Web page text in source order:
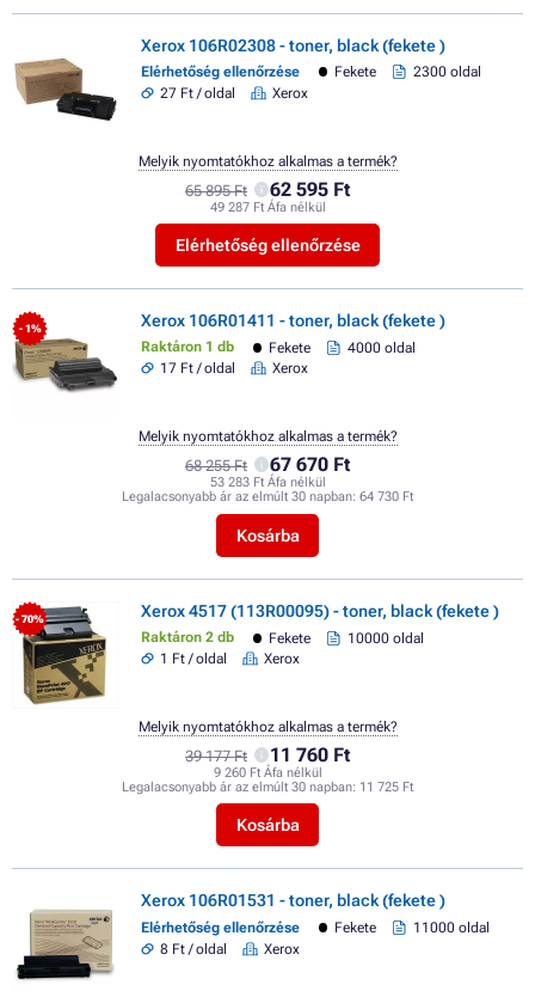
Xerox 106R02308 - toner, black (fekete )
Elérhetőség ellenőrzése Fekete
2300 oldal
27 Ft / oldal
Xerox
65 895 Ft 62 595 Ft
49 287 Ft Áfa nélkül
Elérhetőség ellenőrzése
Melyik nyomtatókhoz alkalmas a termék?
- 1% Xerox 106R01411 - toner, black (fekete )
Raktáron 1 db Fekete
4000 oldal
17 Ft / oldal
Xerox
68 255 Ft 67 670 Ft
53 283 Ft Áfa nélkül
Legalacsonyabb ár az elmúlt 30 napban: 64 730 Ft
Kosárba
Melyik nyomtatókhoz alkalmas a termék?
- 70% Xerox 4517 (113R00095) - toner, black (fekete )
Raktáron 2 db Fekete
10000 oldal
1 Ft / oldal
Xerox
39 177 Ft 11 760 Ft
9 260 Ft Áfa nélkül
Legalacsonyabb ár az elmúlt 30 napban: 11 725 Ft
Kosárba
Melyik nyomtatókhoz alkalmas a termék?
Xerox 106R01531 - toner, black (fekete )
Elérhetőség ellenőrzése Fekete
11000 oldal
8 Ft / oldal
Xerox